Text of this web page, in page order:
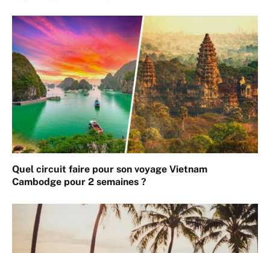
Quel circuit faire pour son voyage Vietnam
Cambodge pour 2 semaines ?